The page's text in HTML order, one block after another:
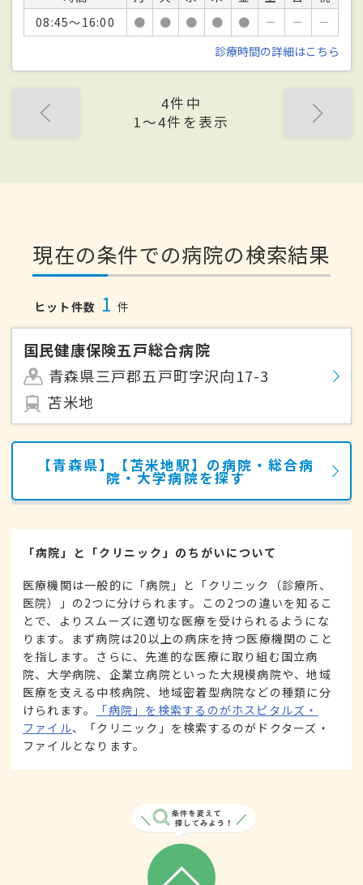
08:45～16:00
● ● ● ● ● － －
－
診療時間の詳細はこちら
4件中
1〜4件を表示
現在の条件での病院の検索結果
ヒット件数 1 件
国民健康保険五戸総合病院
青森県三戸郡五戸町字沢向17-3
苫米地
【青森県】【苫米地駅】の病院・総合病
院・大学病院を探す
「病院」と「クリニック」のちがいについて
医療機関は一般的に「病院」と「クリニック（診療所、
医院）」の2つに分けられます。この2つの違いを知るこ
とで、よりスムーズに適切な医療を受けられるようにな
ります。まず病院は20以上の病床を持つ医療機関のこと
を指します。さらに、先進的な医療に取り組む国立病
院、大学病院、企業立病院といった大規模病院や、地域
医療を支える中核病院、地域密着型病院などの種類に分
けられます。
「病院」を検索するのがホスピタルズ・
ファイル、「クリニック」を検索するのがドクターズ・
ファイルとなります。